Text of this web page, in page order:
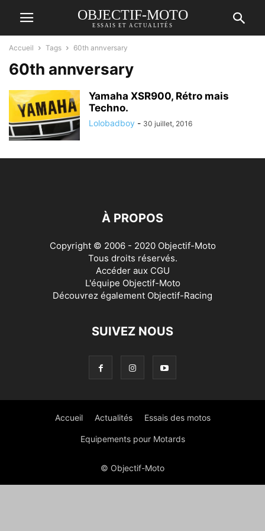
OBJECTIF-MOTO
ESSAIS ET ACTUALITÉS
Accueil Tags 60th annversary
60th annversary
Yamaha XSR900, Rétro mais
Techno.
Lolobadboy - 30 juillet, 2016
À PROPOS
Copyright © 2006 - 2020 Objectif-Moto
Tous droits réservés.
Accéder aux CGU
L'équipe Objectif-Moto
Découvrez également Objectif-Racing
SUIVEZ NOUS
Accueil Actualités Essais des motos
Equipements pour Motards
© Objectif-Moto